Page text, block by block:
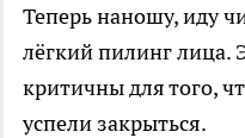
Теперь наношу, иду
лёгкий пилинг лица.
критичны для того,
успели закрыться.